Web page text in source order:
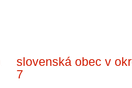
slovenská obec v
7